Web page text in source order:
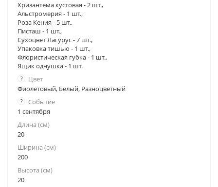
Хризантема кустовая - 2 шт.,
Альстромерия - 1 шт.,
Роза Кения - 5 шт.,
Писташ - 1 шт.,
Сухоцвет Лагурус - 7 шт.,
Упаковка тишью - 1 шт.,
Флористическая губка - 1 шт.,
Ящик однушка - 1 шт.
?
Цвет
Фиолетовый, Белый, Разноцветный
?
Событие
1 сентября
Длина (см)
20
Ширина (см)
200
Высота (см)
20